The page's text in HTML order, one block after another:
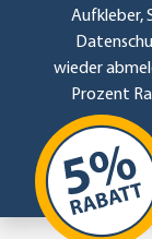
Aufkleber,
wieder
Prozent